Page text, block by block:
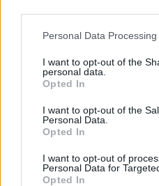
Personal Data
I want to opt-out of the
personal data.
Opted In
I want to opt-out of the
Personal Data.
Opted In
I want to opt-out of
Personal Data for
Opted In
Ειδήσεις 5-8-2026